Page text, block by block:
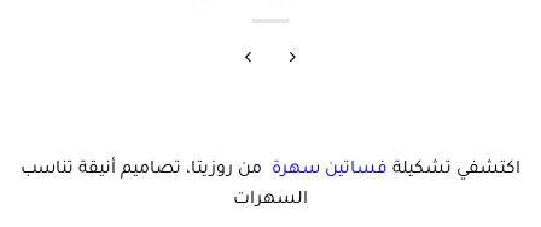
اكتشفي تشكيلة فساتين سهرة
من روزيتا، تصاميم أنيقة تناسب
السهرات